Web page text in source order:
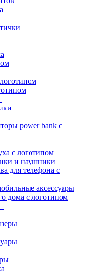
power bank с
с логотипом
и наушники
для телефона с
аксессуары
дома с логотипом